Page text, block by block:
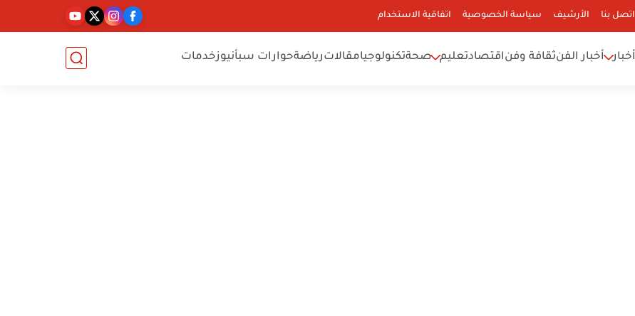
اتصل بنا الأرشيف سياسة الخصوصية اتفاقية الاستخدام
أخبار أخبار الفنثقافة وفناقتصادتعليم صحةتكنولوجيامقالاترياضةحوارات سبأنيوزخدمات